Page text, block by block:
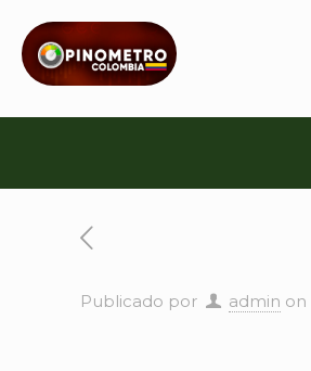
Publicado por admin on